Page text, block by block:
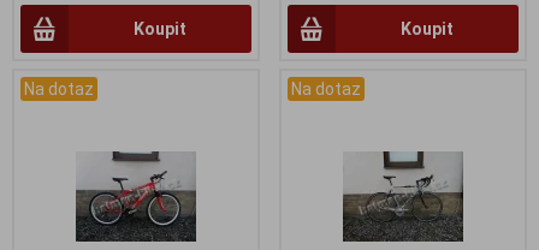
Koupit Koupit
Na dotaz Na dotaz